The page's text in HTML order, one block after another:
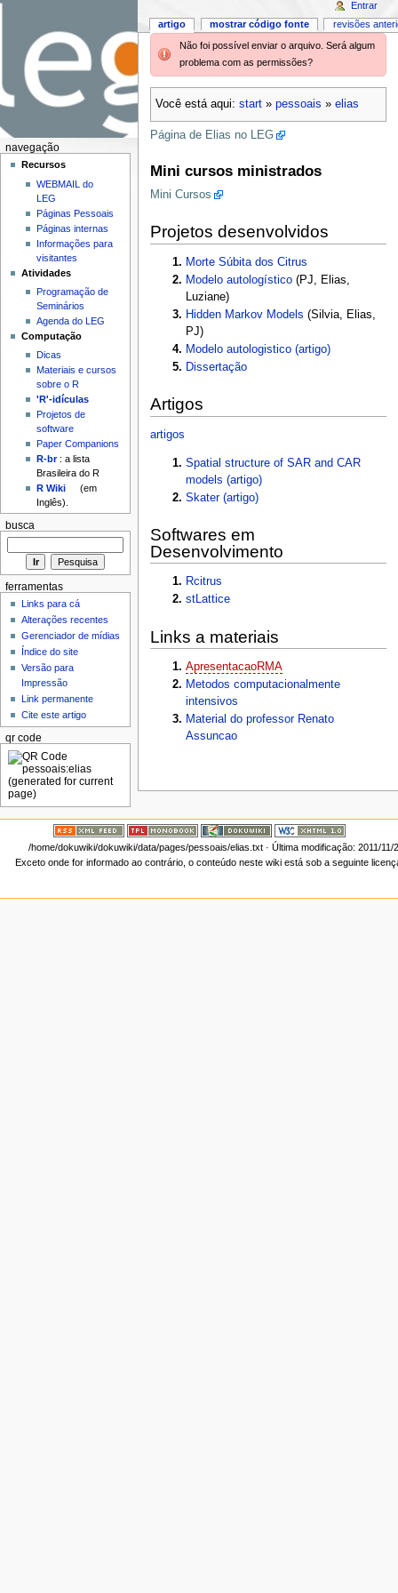
Não foi possível enviar o arquivo. Será algum
problema com as permissões?
Você está aqui: start» pessoais » elias
Página de Elias no LEG
Mini cursos ministrados
Mini Cursos
Projetos desenvolvidos
Morte Súbita dos Citrus
Modelo autologístico (PJ, Elias,
Luziane)
Hidden Markov Models (Silvia, Elias,
PJ)
Modelo autologistico (artigo)
Dissertação
Artigos
artigos
Spatial structure of SAR and CAR
models (artigo)
Skater (artigo)
Softwares em
Desenvolvimento
Rcitrus
stLattice
Links a materiais
ApresentacaoRMA
Metodos computacionalmente
intensivos
Material do professor Renato
Assuncao
artigo mostrar código fonte revisões
Entrar
navegação
Recursos
WEBMAIL do
LEG
Páginas Pessoais
Páginas internas
Informações para
visitantes
Atividades
Programação de
Seminários
Agenda do LEG
Computação
Dicas
Materiais e cursos
sobre o R
'R'-idículas
Projetos de
software
Paper Companions
R-br: a lista
Brasileira do R
R Wiki
(em
Inglês).
busca
ferramentas
Links para cá
Alterações recentes
Gerenciador de mídias
Índice do site
Versão para
Impressão
Link permanente
Cite este artigo
qr code
/home/dokuwiki/dokuwiki/data/pages/pessoais/elias.txt· Última modificação: 2011/
Exceto onde for informado ao contrário, o conteúdo neste wiki está sob a seguinte